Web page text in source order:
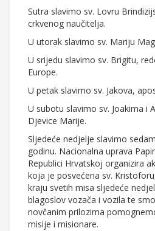
Sutra slavimo sv. Lovru
crkvenog naučitelja.
U utorak slavimo sv. Mariju
U srijedu slavimo sv. Brigitu,
Europe.
U petak slavimo sv. Jakova,
U subotu slavimo sv. Joakima i
Djevice Marije.
Sljedeće nedjelje slavimo
godinu. Nacionalna uprava
Republici Hrvatskoj organizira
koja je posvećena sv.
kraju svetih misa sljedeće
blagoslov vozača i vozila te
novčanim prilozima
misije i misionare.